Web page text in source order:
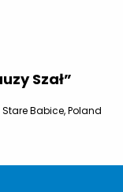
Szał”
Babice, Poland